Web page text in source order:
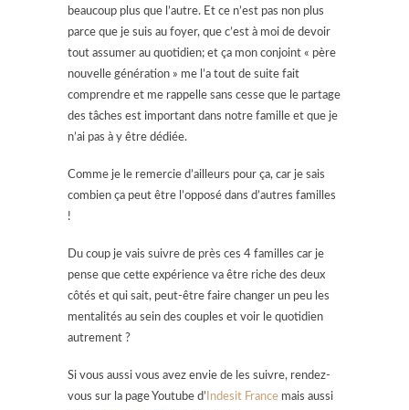
beaucoup plus que l’autre. Et ce n’est pas non plus
parce que je suis au foyer, que c’est à moi de devoir
tout assumer au quotidien; et ça mon conjoint « père
nouvelle génération » me l’a tout de suite fait
comprendre et me rappelle sans cesse que le partage
des tâches est important dans notre famille et que je
n’ai pas à y être dédiée.
Comme je le remercie d’ailleurs pour ça, car je sais
combien ça peut être l’opposé dans d’autres familles
!
Du coup je vais suivre de près ces 4 familles car je
pense que cette expérience va être riche des deux
côtés et qui sait, peut-être faire changer un peu les
mentalités au sein des couples et voir le quotidien
autrement ?
Si vous aussi vous avez envie de les suivre, rendez-
vous sur la page Youtube d’ Indesit France mais aussi